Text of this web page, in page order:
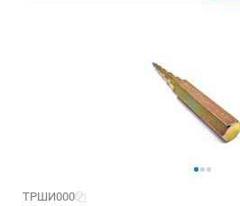
ТРШИ000